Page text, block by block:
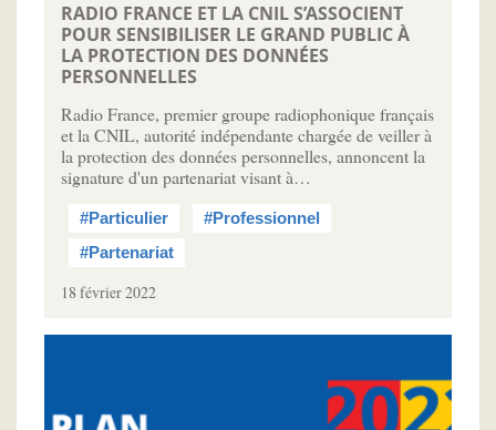
RADIO FRANCE ET LA CNIL S’ASSOCIENT
POUR SENSIBILISER LE GRAND PUBLIC À
LA PROTECTION DES DONNÉES
PERSONNELLES
Radio France, premier groupe radiophonique français
et la CNIL, autorité indépendante chargée de veiller à
la protection des données personnelles, annoncent la
signature d'un partenariat visant à…
#Particulier
#Professionnel
#Partenariat
18 février 2022